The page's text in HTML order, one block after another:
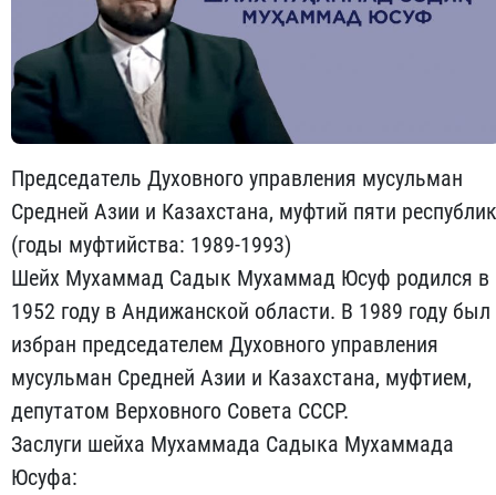
Председатель Духовного управления мусульман
Средней Азии и Казахстана, муфтий пяти республик
(годы муфтийства: 1989-1993)
Шейх Мухаммад Садык Мухаммад Юсуф родился в
1952 году в Андижанской области. В 1989 году был
избран председателем Духовного управления
мусульман Средней Азии и Казахстана, муфтием,
депутатом Верховного Совета СССР.
Заслуги шейха Мухаммада Садыка Мухаммада
Юсуфа: